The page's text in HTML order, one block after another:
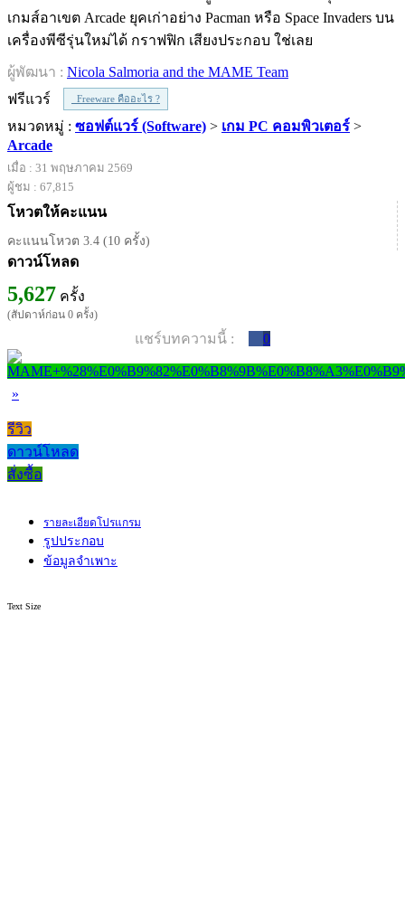
เกมส์อาเขต Arcade ยุคเก่าอย่าง Pacman หรือ Space Invaders บน
เครื่องพีซีรุ่นใหม่ได้ กราฟฟิก เสียงประกอบ ใช่เลย
ผู้พัฒนา : Nicola Salmoria and the MAME Team
ฟรีแวร์
Freeware คืออะไร ?
หมวดหมู่ : ซอฟต์แวร์ (Software) > เกม PC คอมพิวเตอร์ >
Arcade
เมื่อ : 31 พฤษภาคม 2569
ผู้ชม : 67,815
โหวตให้คะแนน
คะแนนโหวต 3.4 (10 ครั้ง)
ดาวน์โหลด
5,627 ครั้ง
(สัปดาห์ก่อน 0 ครั้ง)
แชร์บทความนี้ : 0
»
รีวิว
ดาวน์โหลด
สั่งซื้อ
รายละเอียดโปรแกรม
รูปประกอบ
ข้อมูลจำเพาะ
Text Size